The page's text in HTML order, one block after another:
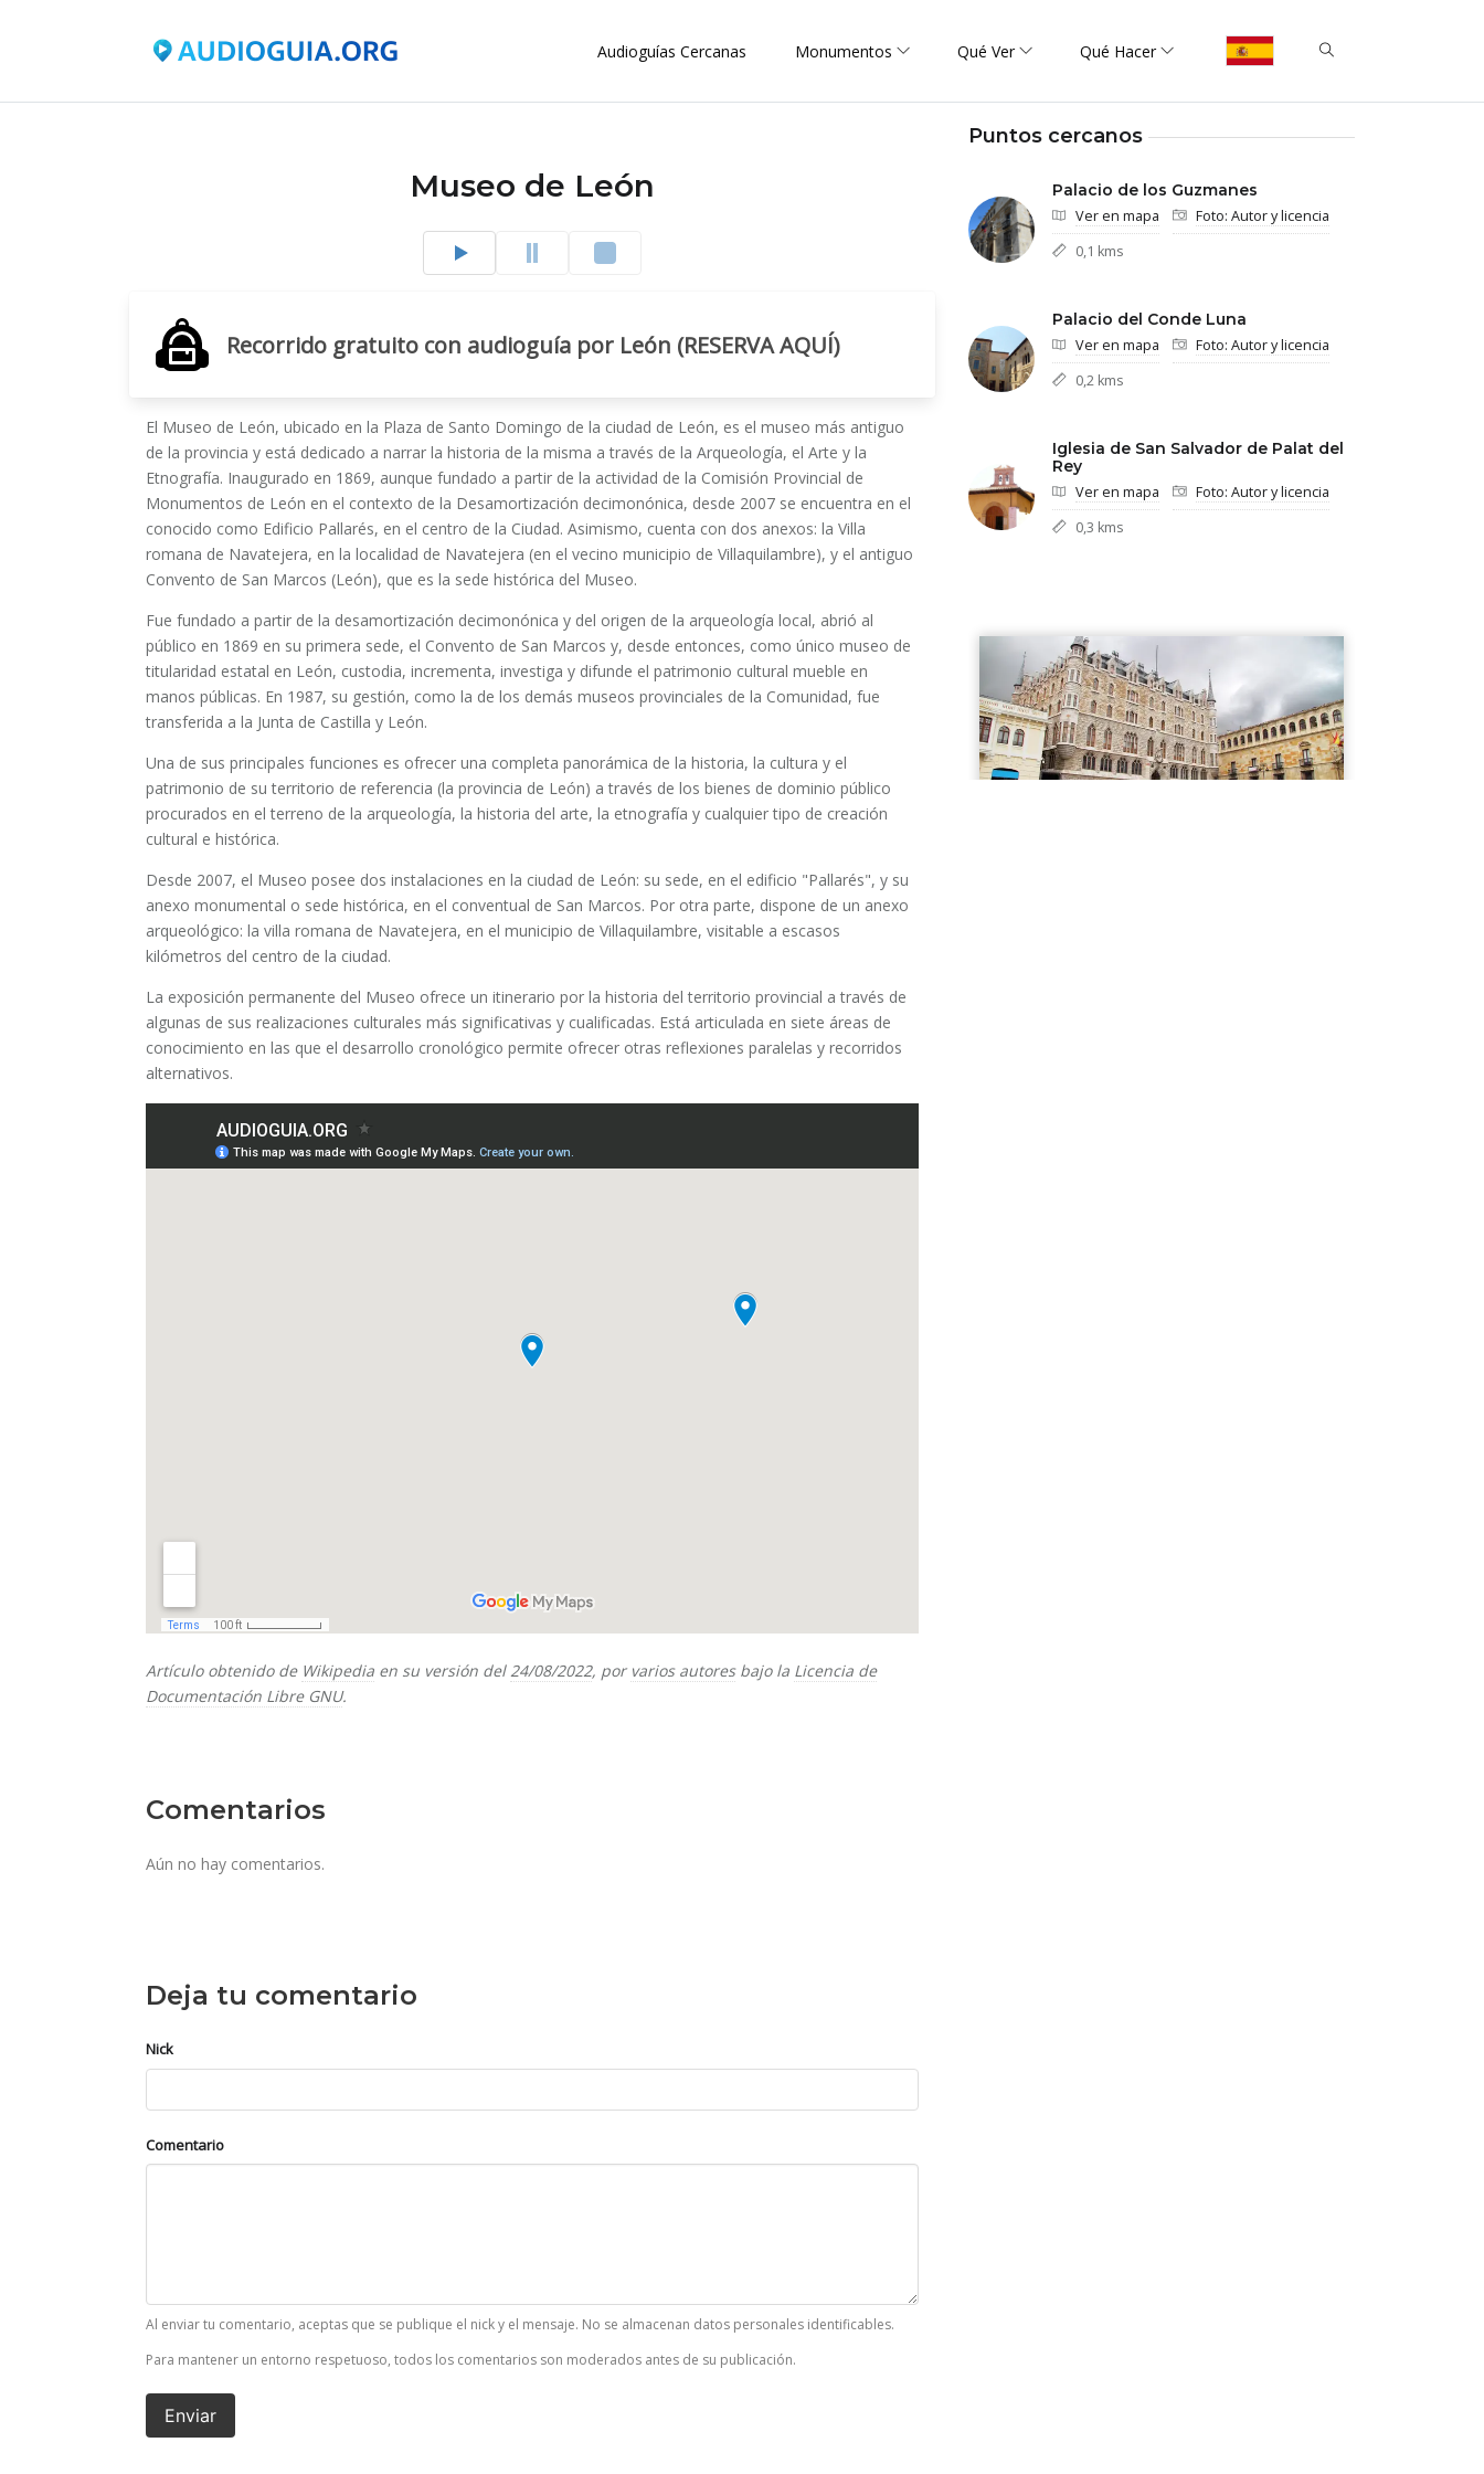
Audioguías Cercanas Monumentos Qué Ver Qué Hacer
Museo de León
Recorrido gratuito con audioguía por León (RESERVA AQUÍ)
El Museo de León, ubicado en la Plaza de Santo Domingo de la ciudad de León, es el museo más antiguo
de la provincia y está dedicado a narrar la historia de la misma a través de la Arqueología, el Arte y la
Etnografía. Inaugurado en 1869, aunque fundado a partir de la actividad de la Comisión Provincial de
Monumentos de León en el contexto de la Desamortización decimonónica, desde 2007 se encuentra en el
conocido como Edificio Pallarés, en el centro de la Ciudad. Asimismo, cuenta con dos anexos: la Villa
romana de Navatejera, en la localidad de Navatejera (en el vecino municipio de Villaquilambre), y el antiguo
Convento de San Marcos (León), que es la sede histórica del Museo.
Fue fundado a partir de la desamortización decimonónica y del origen de la arqueología local, abrió al
público en 1869 en su primera sede, el Convento de San Marcos y, desde entonces, como único museo de
titularidad estatal en León, custodia, incrementa, investiga y difunde el patrimonio cultural mueble en
manos públicas. En 1987, su gestión, como la de los demás museos provinciales de la Comunidad, fue
transferida a la Junta de Castilla y León.
Una de sus principales funciones es ofrecer una completa panorámica de la historia, la cultura y el
patrimonio de su territorio de referencia (la provincia de León) a través de los bienes de dominio público
procurados en el terreno de la arqueología, la historia del arte, la etnografía y cualquier tipo de creación
cultural e histórica.
Desde 2007, el Museo posee dos instalaciones en la ciudad de León: su sede, en el edificio "Pallarés", y su
anexo monumental o sede histórica, en el conventual de San Marcos. Por otra parte, dispone de un anexo
arqueológico: la villa romana de Navatejera, en el municipio de Villaquilambre, visitable a escasos
kilómetros del centro de la ciudad.
La exposición permanente del Museo ofrece un itinerario por la historia del territorio provincial a través de
algunas de sus realizaciones culturales más significativas y cualificadas. Está articulada en siete áreas de
conocimiento en las que el desarrollo cronológico permite ofrecer otras reflexiones paralelas y recorridos
alternativos.
Artículo obtenido de Wikipedia en su versión del24/08/2022, por varios autoresbajo la Licencia de
Documentación Libre GNU.
Comentarios
Aún no hay comentarios.
Deja tu comentario
Nick
Comentario
Al enviar tu comentario, aceptas que se publique el nick y el mensaje. No se almacenan datos personales identificables.
Para mantener un entorno respetuoso, todos los comentarios son moderados antes de su publicación.
Enviar
Puntos cercanos
Palacio de los Guzmanes
Ver en mapa
Foto: Autor y licencia
0,1 kms
Palacio del Conde Luna
Ver en mapa
Foto: Autor y licencia
0,2 kms
Iglesia de San Salvador de Palat del
Rey
Ver en mapa
Foto: Autor y licencia
0,3 kms